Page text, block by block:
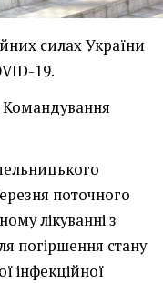
силах України
19.
поточного
лікуванні з
погіршення стану
інфекційної